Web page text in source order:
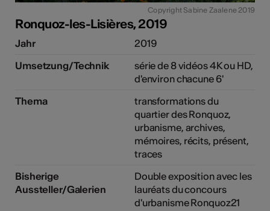
Copyright Sabine Zaalene 2019
Ronquoz-les-Lisières, 2019
Jahr
2019
Umsetzung/Technik
série de 8 vidéos 4K ou HD,
d'environ chacune 6'
Thema
transformations du
quartier des Ronquoz,
urbanisme, archives,
mémoires, récits, présent,
traces
Bisherige
Aussteller/Galerien
Double exposition avec les
lauréats du concours
d'urbanisme Ronquoz21